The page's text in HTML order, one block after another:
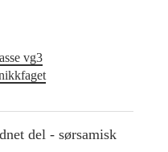
vg3
del - sørsamisk